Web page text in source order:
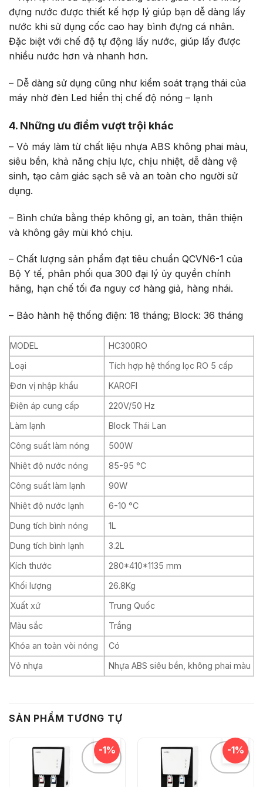
đựng nước được thiết kế hợp lý giúp bạn dễ dàng lấy
nước khi sử dụng cốc cao hay bình đựng cá nhân.
Đặc biệt với chế độ tự động lấy nước, giúp lấy được
nhiều nước hơn và nhanh hơn.
– Dễ dàng sử dụng cũng như kiểm soát trạng thái của
máy nhờ đèn Led hiển thị chế độ nóng – lạnh
4. Những ưu điểm vượt trội khác
– Vỏ máy làm từ chất liệu nhựa ABS không phai màu,
siêu bền, khả năng chịu lực, chịu nhiệt, dễ dàng vệ
sinh, tạo cảm giác sạch sẽ và an toàn cho người sử
dụng.
– Bình chứa bằng thép không gỉ, an toàn, thân thiện
và không gây mùi khó chịu.
– Chất lượng sản phẩm đạt tiêu chuẩn QCVN6-1 của
Bộ Y tế, phân phối qua 300 đại lý ủy quyền chính
hãng, hạn chế tối đa nguy cơ hàng giả, hàng nhái.
– Bảo hành hệ thống điện: 18 tháng; Block: 36 tháng
MODEL
HC300RO
Loại
Tích hợp hệ thống lọc RO 5 cấp
Đơn vị nhập khẩu
KAROFI
Điện áp cung cấp
220V/50 Hz
Làm lạnh
Block Thái Lan
Công suất làm nóng
500W
Nhiệt độ nước nóng
85-95 °C
Công suất làm lạnh
90W
Nhiệt độ nước lạnh
6-10 °C
Dung tích bình nóng
1L
Dung tích bình lạnh
3.2L
Kích thước
280*410*1135 mm
Khối lượng
26.8Kg
Xuất xứ
Trung Quốc
Màu sắc
Trắng
Khóa an toàn vòi nóng
Có
Vỏ nhựa
Nhựa ABS siêu bền, không phai màu
SẢN PHẨM TƯƠNG TỰ
-1% -1%